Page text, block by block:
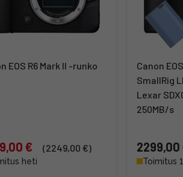
EOS R6 Mark II -runko
€ (2249,00 €)
heti
Canon
SmallRig
Lexar
250MB/s
2299,00
Toimitus